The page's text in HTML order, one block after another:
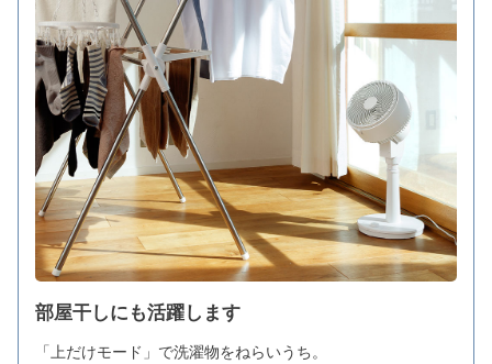
部屋干しにも活躍します
「上だけモード」で洗濯物をねらいうち。